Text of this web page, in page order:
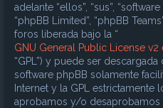
adelante “ellos”, “sus”,
“phpBB Limited”, “phpBB
foros liberada bajo la “
GNU General Public License v2
“GPL”) y puede ser descargada
software phpBB solamente
Internet y la GPL estrictamente
aprobamos y/o